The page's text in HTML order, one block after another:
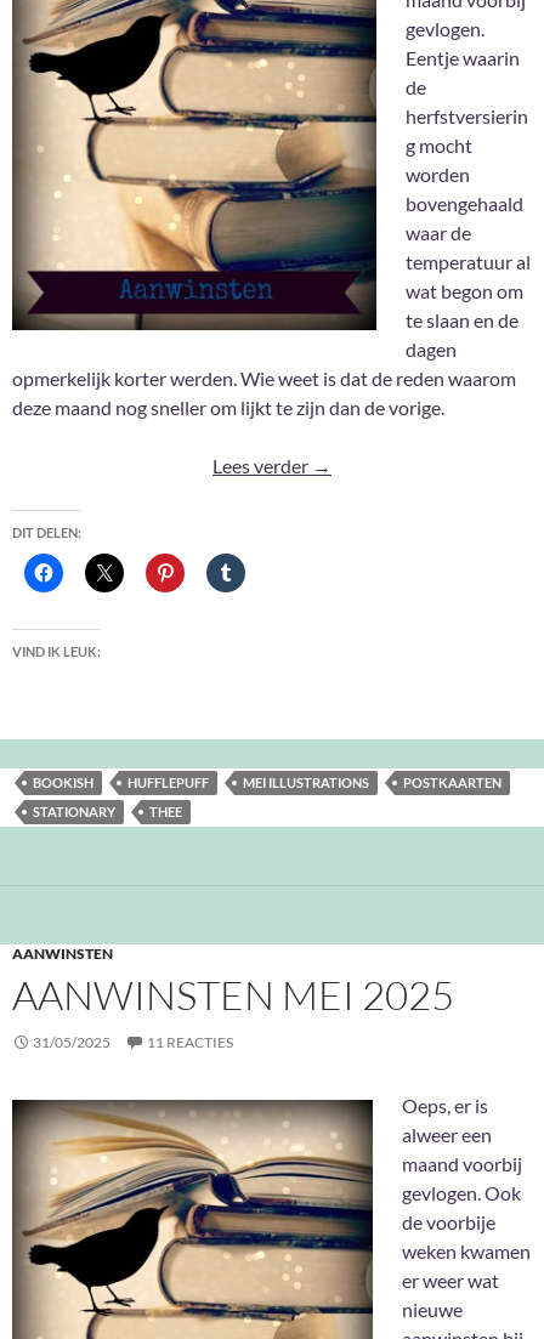
gevlogen.
Eentje waarin
de
herfstversierin
g mocht
worden
bovengehaald
waar de
temperatuur al
wat begon om
te slaan en de
dagen
opmerkelijk korter werden. Wie weet is dat de reden waarom
deze maand nog sneller om lijkt te zijn dan de vorige.
Lees verder Aanwinsten September
→
DIT DELEN:
VIND IK LEUK:
BOOKISH HUFFLEPUFF MEI ILLUSTRATIONS
POSTKAARTEN
STATIONARY
THEE
AANWINSTEN
AANWINSTEN MEI 2025
31/05/2025 11 REACTIES
Oeps, er is
alweer een
maand voorbij
gevlogen. Ook
de voorbije
weken kwamen
er weer wat
nieuwe